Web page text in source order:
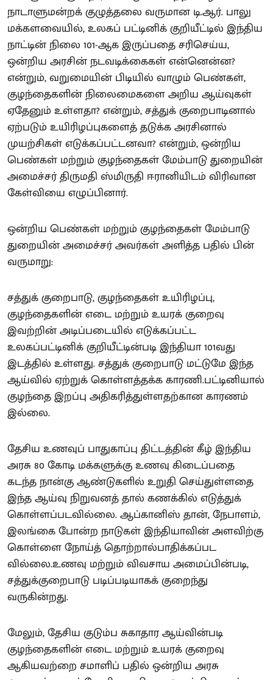
நாடாளுமன்றக் குழுத்தலை வருமான டி.ஆர். பாலு
மக்களவையில், உலகப் பட்டினிக் குறியீட்டில் இந்திய
நாட்டின் நிலை 101-ஆக இருப்பதை சரிசெய்ய,
ஒன்றிய அரசின் நடவடிக்கைகள் என்னென்ன?
என்றும், வறுமையின் பிடியில் வாழும் பெண்கள்,
குழந்தைகளின் நிலைமைகளை அறிய ஆய்வுகள்
ஏதேனும் உள்ளதா? என்றும், சத்துக் குறைபாடினால்
ஏற்படும் உயிரிழப்புகளைத் தடுக்க அரசினால்
முயற்சிகள் எடுக்கப்பட்டனவா? என்றும், ஒன்றிய
பெண்கள் மற்றும் குழந்தைகள் மேம்பாடு துறையின்
அமைச்சர் திருமதி ஸ்மிருதி ஈரானியிடம் விரிவான
கேள்வியை எழுப்பினார்.
ஒன்றிய பெண்கள் மற்றும் குழந்தைகள் மேம்பாடு
துறையின் அமைச்சர் அவர்கள் அளித்த பதில் பின்
வருமாறு:
சத்துக் குறைபாடு, குழந்தைகள் உயிரிழப்பு,
குழந்தைகளின் எடை மற்றும் உயரக் குறைவு
இவற்றின் அடிப்படையில் எடுக்கப்பட்ட
உலகப்பட்டினிக் குறியீட்டின்படி இந்தியா 101வது
இடத்தில் உள்ளது. சத்துக் குறைபாடு மட்டுமே இந்த
ஆய்வில் ஏற்றுக் கொள்ளத்தக்க காரணி.பட்டினியால்
குழந்தை இறப்பு அதிகரித்துள்ளதற்கான காரணம்
இல்லை.
தேசிய உணவுப் பாதுகாப்பு திட்டத்தின் கீழ் இந்திய
அரசு 80 கோடி மக்களுக்கு உணவு கிடைப்பதை
கடந்த நான்கு ஆண்டுகளில் உறுதி செய்துள்ளதை
இந்த ஆய்வு நிறுவனத் தால் கணக்கில் எடுத்துக்
கொள்ளப்படவில்லை. ஆப்கானிஸ் தான், நேபாளம்,
இலங்கை போன்ற நாடுகள் இந்தியாவின் அளவிற்கு
கொள்ளை நோய்த் தொற்றால்பாதிக்கப்பட
வில்லை.உணவு மற்றும் விவசாய அமைப்பின்படி,
சத்துக்குறைபாடு படிப்படியாகக் குறைந்து
வருகின்றது.
மேலும், தேசிய குடும்ப சுகாதார ஆய்வின்படி
குழந்தைகளின் எடை மற்றும் உயரக் குறைவு
ஆகியவற்றை சமாளிப் பதில் ஒன்றிய அரசு